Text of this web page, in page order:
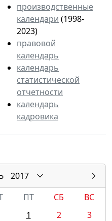
производственные
календари (1998-
2023)
правовой
календарь
календарь
статистической
отчетности
календарь
кадровика
2017
ПТ СБ
ВС
1
2
3